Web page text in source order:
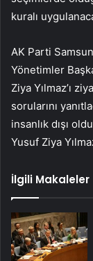
kuralı
AK Parti
Yönetimler
Ziya Yılmaz’ı
sorularını
insanlık dışı
Yusuf Ziya
İlgili Makaleler